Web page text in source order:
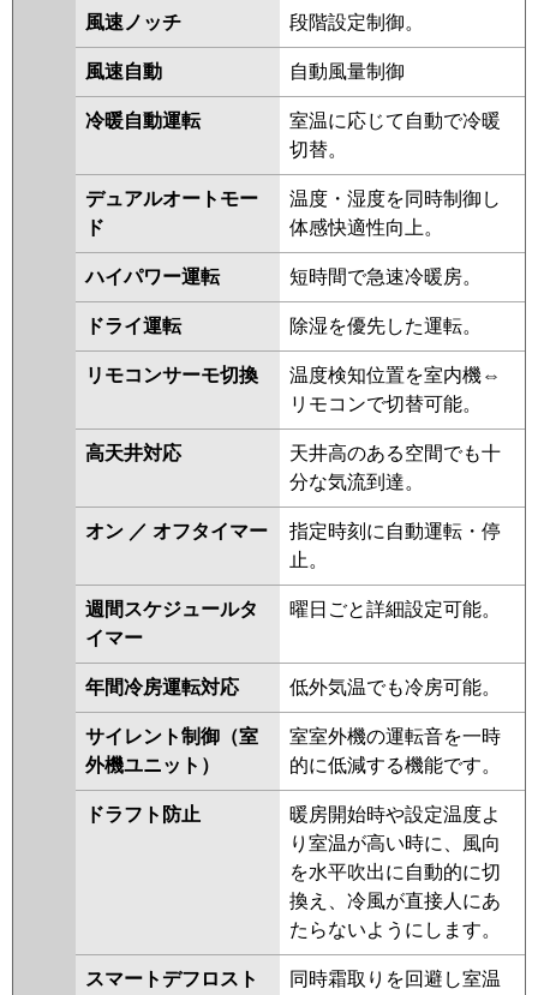
AWEA11257X AWSA11257M
AWSA11257X
PLZ-
HRMP112L5 PLZ-ERMP112L5
PLZ-ERMP112LE5
HRMP112LF4 PLZ-HRMP112L4
PLZ-ERMP112LE4 PLZ-
ERMP112L4 PLZ-HRMP112L3
PLZ-HRMP112LF3
PLZ-
ERMP112LE3 PLZ-ERMP112L3
PLZ-HRMP112L2 PLZ-
HRMP112LF2 PLZ-ERMP112LE2
PLZ-ERMP112L2 PLZ-
HRMP112LFZ PLZ-HRMP112LZ
PLZ-ERMP112LZ PLZ-
ERMP112LEZ PLZ-HRMP112LFY
PLZ-HRMP112LY PLZ-
ERMP112LEY PLZ-ERMP112LY
PLZ-HRMP112LFV
HRMP112LV PLZ-ERMP112LEW
PLZ-ERMP112LW PLZ-
PLZ-ERMP112LER
RCID-GP112RHN4 RCID-
GP112RSH9 RCID-GP112RHN3
RCID-GP112RSH8 RCID-
GP112RHN2 RCID-GP112RSH7
RCID-GP112RHN1 RCID-
GP112RSH6 RCID-GP112RSH5
RCID-GP112RHN RCID-
GP112RSH4 RCID-AP112HN11
RCID-GP112RSH3 RCID-
GP112RSH2
風速ノッチ 段階設定制御。
風速自動 自動風量制御
冷暖自動運転
室温に応じて自動で冷暖
切替。
デュアルオートモー
ド
温度・湿度を同時制御し
体感快適性向上。
ハイパワー運転 短時間で急速冷暖房。
ドライ運転 除湿を優先した運転。
リモコンサーモ切換
温度検知位置を室内機⇔
リモコンで切替可能。
高天井対応
天井高のある空間でも十
分な気流到達。
オン ／ オフタイマー
指定時刻に自動運転・停
止。
週間スケジュールタ
イマー
曜日ごと詳細設定可能。
年間冷房運転対応 低外気温でも冷房可能。
サイレント制御（室
外機ユニット）
室室外機の運転音を一時
的に低減する機能です。
ドラフト防止
暖房開始時や設定温度よ
り室温が高い時に、風向
を水平吹出に自動的に切
換え、冷風が直接人にあ
たらないようにします。
スマートデフロスト
同時霜取りを回避し室温